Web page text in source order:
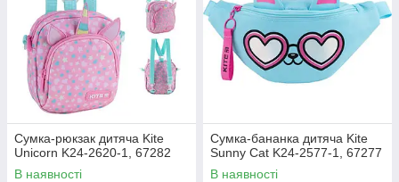
Сумка-рюкзак дитяча Kite
Unicorn K24-2620-1, 67282
В наявності
Сумка-бананка дитяча Kite
Sunny Cat K24-2577-1, 67277
В наявності